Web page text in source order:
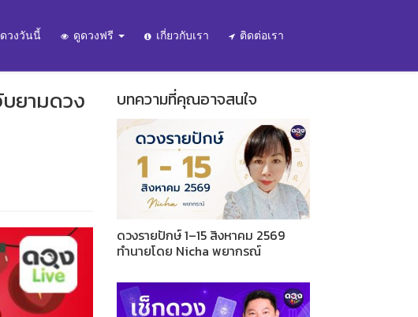
ดวงวันนี้ ดูดวงฟรี เกี่ยวกับเรา ติดต่อเรา
ยามดวง
บทความที่คุณอาจสนใจ
ดวงรายปักษ์ 1–15 สิงหาคม 2569
ทำนายโดย Nicha พยากรณ์